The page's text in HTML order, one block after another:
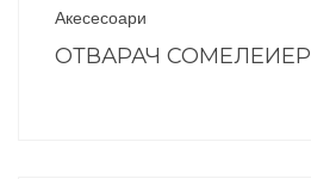
Акесесоари
ОТВАРАЧ СОМЕЛЕИЕР